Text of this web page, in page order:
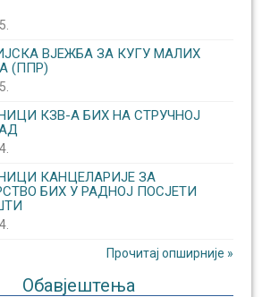
ВЈЕЖБА ЗА КУГУ МАЛИХ
(ППР)
КЗВ-А БИХ НА СТРУЧНОЈ
КАНЦЕЛАРИЈЕ ЗА
БИХ У РАДНОЈ ПОСЈЕТИ
Прочитај опширније »
Обавјештења